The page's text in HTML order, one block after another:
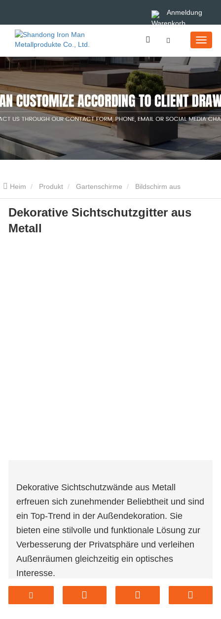
Anmeldung
Heim Produkt Gartenschirme Bildschirm aus
Cortenstahl Dekorative Sichtschutzgitter aus Metall
Dekorative Sichtschutzgitter aus
Metall
Dekorative Sichtschutzwände aus Metall
erfreuen sich zunehmender Beliebtheit und sind
ein Top-Trend in der Außendekoration. Sie
bieten eine stilvolle und funktionale Lösung zur
Verbesserung der Privatsphäre und verleihen
Außenräumen gleichzeitig ein optisches
Interesse.
Dekorative Sichtschutzwände aus Metall gibt es
in einer Vielzahl von Designs, von komplizierten